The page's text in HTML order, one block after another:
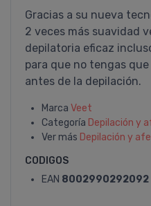
Gracias a su nueva
2 veces más suavidad
depilatoria eficaz
para que no tengas
antes de la depilación.
Marca Veet
Categoría Depilación y
Ver más Depilación y
CODIGOS
EAN 8002990292092